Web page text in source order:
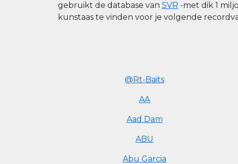
gebruikt de database van SVR -met dik 1
kunstaas te vinden voor je volgende
@Rt-Baits
AA
Aad Dam
ABU
Abu Garcia